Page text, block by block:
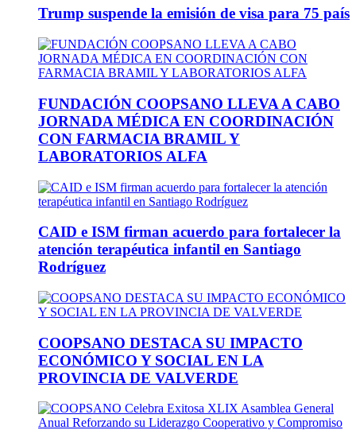
Trump suspende la emisión de visa para 75 país
FUNDACIÓN COOPSANO LLEVA A CABO
JORNADA MÉDICA EN COORDINACIÓN
CON FARMACIA BRAMIL Y
LABORATORIOS ALFA
CAID e ISM firman acuerdo para fortalecer la
atención terapéutica infantil en Santiago
Rodríguez
COOPSANO DESTACA SU IMPACTO
ECONÓMICO Y SOCIAL EN LA
PROVINCIA DE VALVERDE